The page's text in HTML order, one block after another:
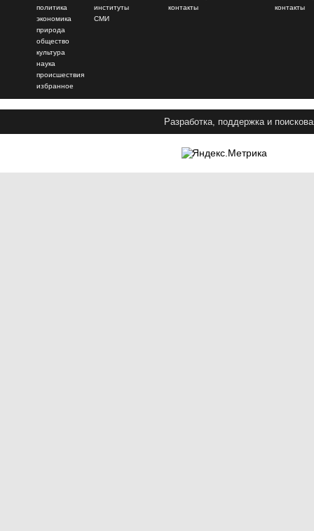
политика
экономика
природа
общество
культура
наука
происшествия
избранное
институты
СМИ
контакты
контакты
Разработка, поддержка и